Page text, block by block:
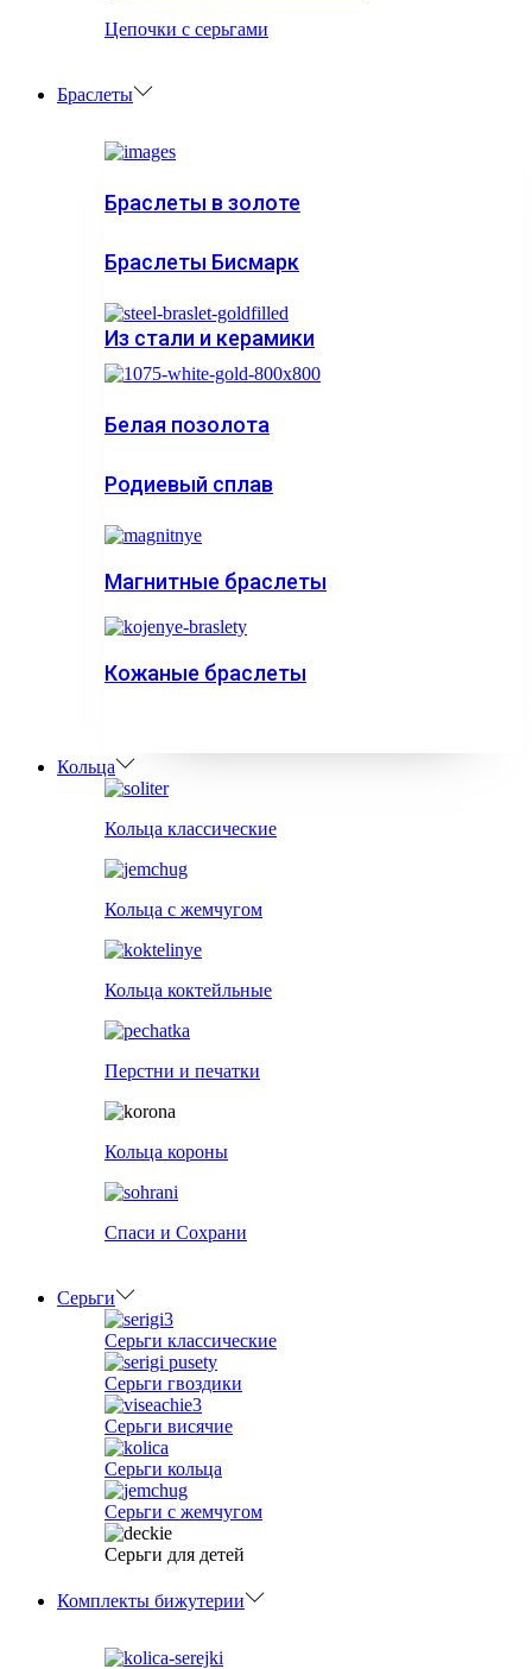
Цепочки с серьгами
Браслеты
Браслеты в золоте
Браслеты Бисмарк
Из стали и керамики
Белая позолота
Родиевый сплав
Магнитные браслеты
Кожаные браслеты
Кольца
Кольца классические
Кольца с жемчугом
Кольца коктейльные
Перстни и печатки
Кольца короны
Спаси и Сохрани
Серьги
Серьги классические
Серьги гвоздики
Серьги висячие
Серьги кольца
Серьги с жемчугом
Серьги для детей
Комплекты бижутерии